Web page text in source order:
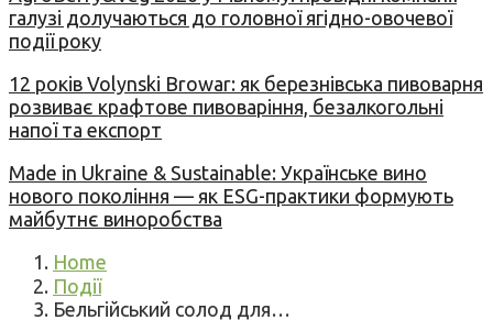
галузі долучаються до головної ягідно-овочевої
події року
12 років Volynski Browar: як березнівська пивоварня
розвиває крафтове пивоваріння, безалкогольні
напої та експорт
Made in Ukraine & Sustainable: Українське вино
нового покоління — як ESG-практики формують
майбутнє виноробства
Home
Події
Бельгійський солод для…